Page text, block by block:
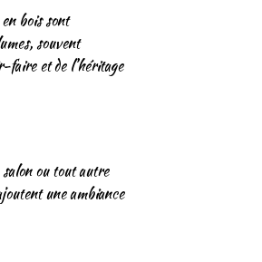
bois sont
souvent
faire et de l’héritage
ou tout autre
une ambiance